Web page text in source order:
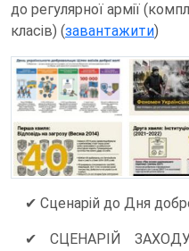
до регулярної армії
класів) (завантажити)
✔ Сценарій до Дня
✔ СЦЕНАРІЙ